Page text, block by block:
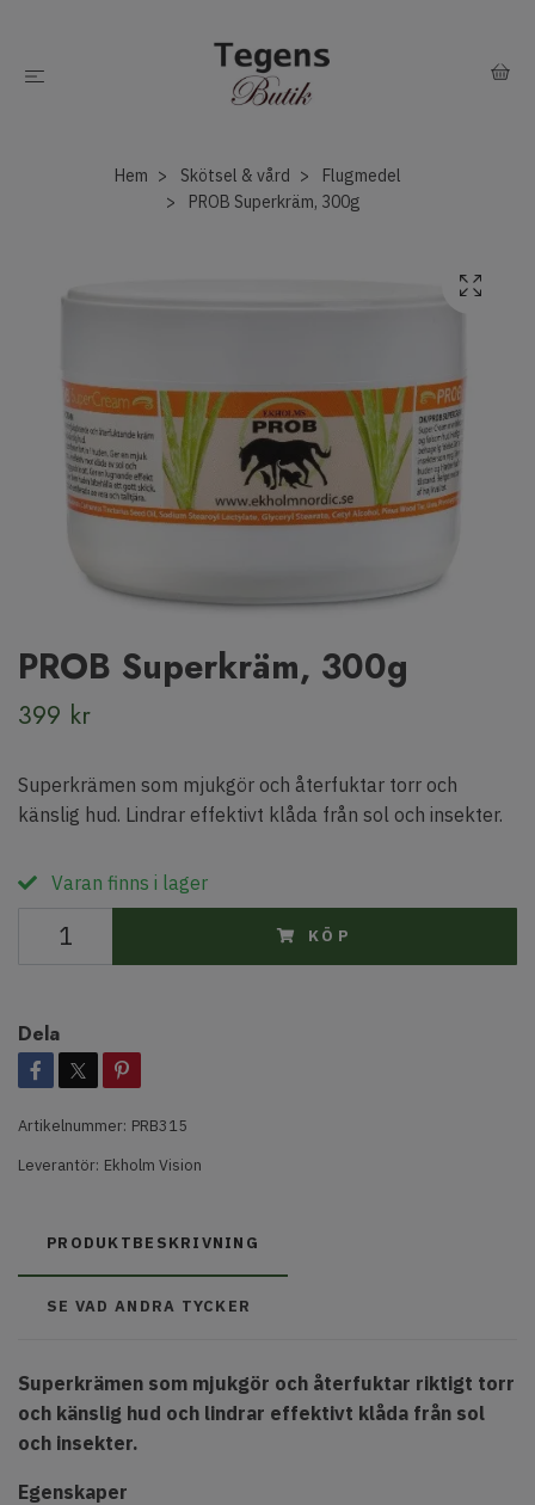
Hem Skötsel & vård
Flugmedel
PROB Superkräm, 300g
PROB Superkräm, 300g
399 kr
Superkrämen som mjukgör och återfuktar torr och
känslig hud. Lindrar effektivt klåda från sol och insekter.
Varan finns i lager
KÖP
Dela
Artikelnummer: PRB315
Leverantör: Ekholm Vision
PRODUKTBESKRIVNING
SE VAD ANDRA TYCKER
Superkrämen som mjukgör och återfuktar riktigt torr
och känslig hud och lindrar effektivt klåda från sol
och insekter.
Egenskaper